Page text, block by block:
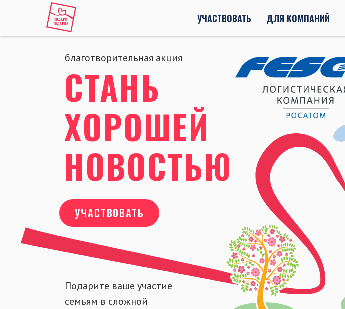
УЧАСТВОВАТЬ ДЛЯ КОМПАНИЙ
СТАНЬ
ХОРОШЕЙ
НОВОСТЬЮ
благотворительная акция
Подарите ваше участие
семьям в сложной
УЧАСТВОВАТЬ